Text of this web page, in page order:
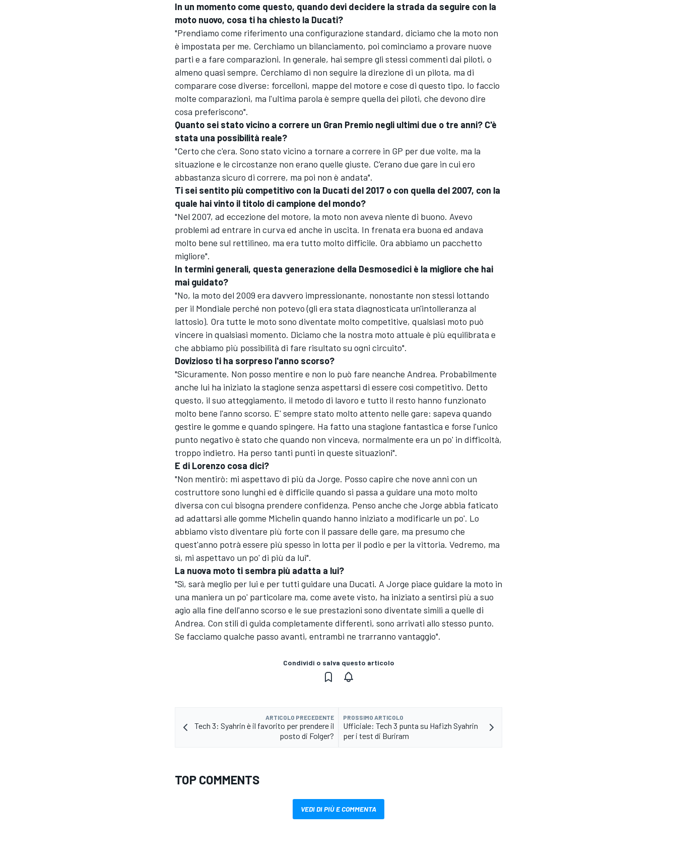
In un momento come questo, quando devi decidere la strada da seguire con la
moto nuovo, cosa ti ha chiesto la Ducati?
"Prendiamo come riferimento una configurazione standard, diciamo che la moto non
è impostata per me. Cerchiamo un bilanciamento, poi cominciamo a provare nuove
parti e a fare comparazioni. In generale, hai sempre gli stessi commenti dai piloti, o
almeno quasi sempre. Cerchiamo di non seguire la direzione di un pilota, ma di
comparare cose diverse: forcelloni, mappe del motore e cose di questo tipo. Io faccio
molte comparazioni, ma l'ultima parola è sempre quella dei piloti, che devono dire
cosa preferiscono".
Quanto sei stato vicino a correre un Gran Premio negli ultimi due o tre anni? C'è
stata una possibilità reale?
"Certo che c'era. Sono stato vicino a tornare a correre in GP per due volte, ma la
situazione e le circostanze non erano quelle giuste. C'erano due gare in cui ero
abbastanza sicuro di correre, ma poi non è andata".
Ti sei sentito più competitivo con la Ducati del 2017 o con quella del 2007, con la
quale hai vinto il titolo di campione del mondo?
"Nel 2007, ad eccezione del motore, la moto non aveva niente di buono. Avevo
problemi ad entrare in curva ed anche in uscita. In frenata era buona ed andava
molto bene sul rettilineo, ma era tutto molto difficile. Ora abbiamo un pacchetto
migliore".
In termini generali, questa generazione della Desmosedici è la migliore che hai
mai guidato?
"No, la moto del 2009 era davvero impressionante, nonostante non stessi lottando
per il Mondiale perché non potevo (gli era stata diagnosticata un'intolleranza al
lattosio). Ora tutte le moto sono diventate molto competitive, qualsiasi moto può
vincere in qualsiasi momento. Diciamo che la nostra moto attuale è più equilibrata e
che abbiamo più possibilità di fare risultato su ogni circuito".
Dovizioso ti ha sorpreso l'anno scorso?
"Sicuramente. Non posso mentire e non lo può fare neanche Andrea. Probabilmente
anche lui ha iniziato la stagione senza aspettarsi di essere così competitivo. Detto
questo, il suo atteggiamento, il metodo di lavoro e tutto il resto hanno funzionato
molto bene l'anno scorso. E' sempre stato molto attento nelle gare: sapeva quando
gestire le gomme e quando spingere. Ha fatto una stagione fantastica e forse l'unico
punto negativo è stato che quando non vinceva, normalmente era un po' in difficoltà,
troppo indietro. Ha perso tanti punti in queste situazioni".
E di Lorenzo cosa dici?
"Non mentirò: mi aspettavo di più da Jorge. Posso capire che nove anni con un
costruttore sono lunghi ed è difficile quando si passa a guidare una moto molto
diversa con cui bisogna prendere confidenza. Penso anche che Jorge abbia faticato
ad adattarsi alle gomme Michelin quando hanno iniziato a modificarle un po'. Lo
abbiamo visto diventare più forte con il passare delle gare, ma presumo che
quest'anno potrà essere più spesso in lotta per il podio e per la vittoria. Vedremo, ma
sì, mi aspettavo un po' di più da lui".
La nuova moto ti sembra più adatta a lui?
"Sì, sarà meglio per lui e per tutti guidare una Ducati. A Jorge piace guidare la moto in
una maniera un po' particolare ma, come avete visto, ha iniziato a sentirsi più a suo
agio alla fine dell'anno scorso e le sue prestazioni sono diventate simili a quelle di
Andrea. Con stili di guida completamente differenti, sono arrivati allo stesso punto.
Se facciamo qualche passo avanti, entrambi ne trarranno vantaggio".
Condividi o salva questo articolo
ARTICOLO PRECEDENTE
Tech 3: Syahrin è il favorito per prendere il
posto di Folger?
PROSSIMO ARTICOLO
Ufficiale: Tech 3 punta su Hafizh Syahrin
per i test di Buriram
TOP COMMENTS
VEDI DI PIÙ E COMMENTA